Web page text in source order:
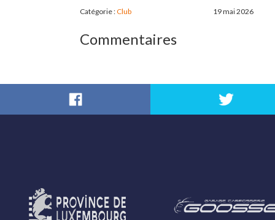
Catégorie :Club 19 mai 2026
Commentaires